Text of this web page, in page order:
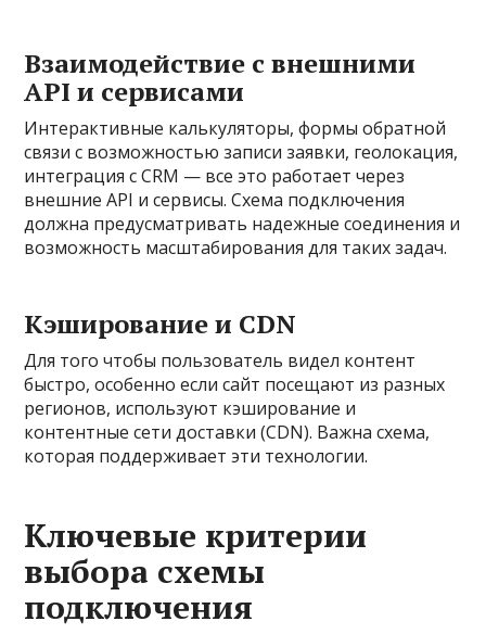
Взаимодействие с внешними
API и сервисами
Интерактивные калькуляторы, формы обратной
связи с возможностью записи заявки, геолокация,
интеграция с CRM — все это работает через
внешние API и сервисы. Схема подключения
должна предусматривать надежные соединения и
возможность масштабирования для таких задач.
Кэширование и CDN
Для того чтобы пользователь видел контент
быстро, особенно если сайт посещают из разных
регионов, используют кэширование и
контентные сети доставки (CDN). Важна схема,
которая поддерживает эти технологии.
Ключевые критерии
выбора схемы
подключения